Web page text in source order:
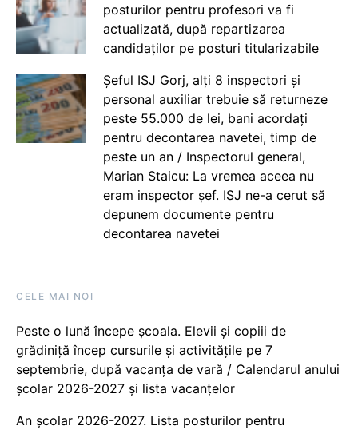
posturilor pentru profesori va fi
actualizată, după repartizarea
candidaților pe posturi titularizabile
Șeful ISJ Gorj, alți 8 inspectori și
personal auxiliar trebuie să returneze
peste 55.000 de lei, bani acordați
pentru decontarea navetei, timp de
peste un an / Inspectorul general,
Marian Staicu: La vremea aceea nu
eram inspector șef. ISJ ne-a cerut să
depunem documente pentru
decontarea navetei
CELE MAI NOI
Peste o lună începe școala. Elevii și copiii de
grădiniță încep cursurile și activitățile pe 7
septembrie, după vacanța de vară / Calendarul anului
școlar 2026-2027 și lista vacanțelor
An școlar 2026-2027. Lista posturilor pentru